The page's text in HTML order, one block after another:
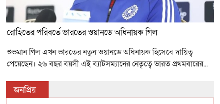
রোহিতের পরিবর্তে ভারতের ওয়ানডে অধিনায়ক গিল
শুভমান গিল এখন ভারতের নতুন ওয়ানডে অধিনায়ক হিসেবে দায়িত্ব
পেয়েছেন। ২৬ বছর বয়সী এই ব্যাটসম্যানের নেতৃত্বে ভারত প্রথমবারের...
জনপ্রিয়